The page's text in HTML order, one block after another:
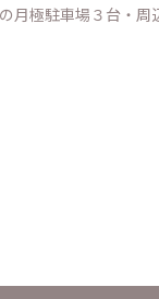
月極駐車場３台・周